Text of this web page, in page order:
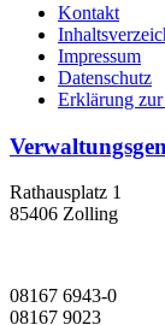
Kontakt
Impressum
Datenschutz
Erklärung
Rathausplatz 1
85406 Zolling
08167 6943-0
08167 9023